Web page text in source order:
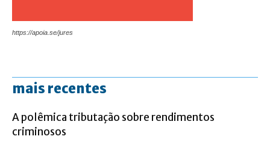
https://apoia.se/jures
mais recentes
A polêmica tributação sobre rendimentos
criminosos